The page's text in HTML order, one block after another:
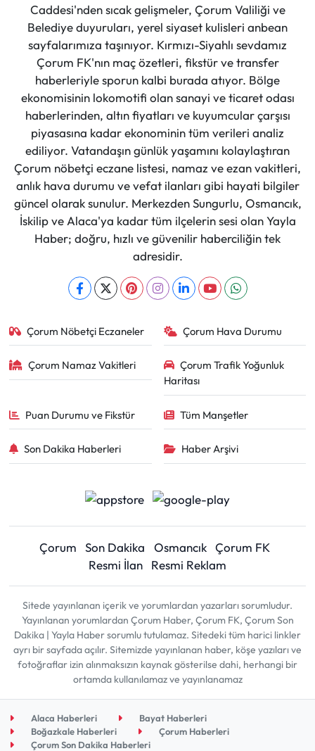
Caddesi'nden sıcak gelişmeler, Çorum Valiliği ve
Belediye duyuruları, yerel siyaset kulisleri anbean
sayfalarımıza taşınıyor. Kırmızı-Siyahlı sevdamız
Çorum FK'nın maç özetleri, fikstür ve transfer
haberleriyle sporun kalbi burada atıyor. Bölge
ekonomisinin lokomotifi olan sanayi ve ticaret odası
haberlerinden, altın fiyatları ve kuyumcular çarşısı
piyasasına kadar ekonominin tüm verileri analiz
ediliyor. Vatandaşın günlük yaşamını kolaylaştıran
Çorum nöbetçi eczane listesi, namaz ve ezan vakitleri,
anlık hava durumu ve vefat ilanları gibi hayati bilgiler
güncel olarak sunulur. Merkezden Sungurlu, Osmancık,
İskilip ve Alaca'ya kadar tüm ilçelerin sesi olan Yayla
Haber; doğru, hızlı ve güvenilir haberciliğin tek
adresidir.
Çorum Nöbetçi Eczaneler Çorum Hava Durumu
Çorum Namaz Vakitleri
Çorum Trafik Yoğunluk
Haritası
Puan Durumu ve Fikstür Tüm Manşetler
Son Dakika Haberleri Haber Arşivi
Çorum Son Dakika Osmancık Çorum FK
Resmi İlan
Resmi Reklam
Sitede yayınlanan içerik ve yorumlardan yazarları sorumludur.
Yayınlanan yorumlardan Çorum Haber, Çorum FK, Çorum Son
Dakika | Yayla Haber sorumlu tutulamaz. Sitedeki tüm harici linkler
ayrı bir sayfada açılır. Sitemizde yayınlanan haber, köşe yazıları ve
fotoğraflar izin alınmaksızın kaynak gösterilse dahi, herhangi bir
ortamda kullanılamaz ve yayınlanamaz
Alaca Haberleri
Bayat Haberleri
Boğazkale Haberleri
Çorum Haberleri
Çorum Son Dakika Haberleri